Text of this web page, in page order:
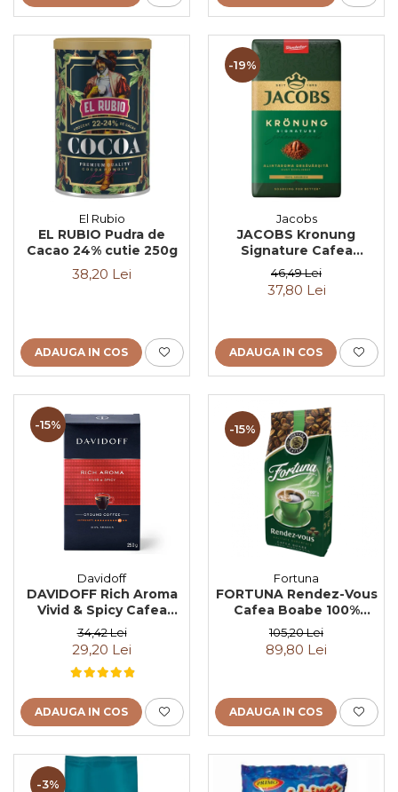
El Rubio
EL RUBIO Pudra de
Cacao 24% cutie 250g
38,20 Lei
ADAUGA IN COS
-19%
Jacobs
JACOBS Kronung
Signature Cafea
Macinata 500g
46,49 Lei
37,80 Lei
ADAUGA IN COS
-15%
Davidoff
DAVIDOFF Rich Aroma
Vivid & Spicy Cafea
Macinata 250g
34,42 Lei
29,20 Lei
ADAUGA IN COS
-15%
Fortuna
FORTUNA Rendez-Vous
Cafea Boabe 100%
Arabica 1Kg
105,20 Lei
89,80 Lei
ADAUGA IN COS
-3%